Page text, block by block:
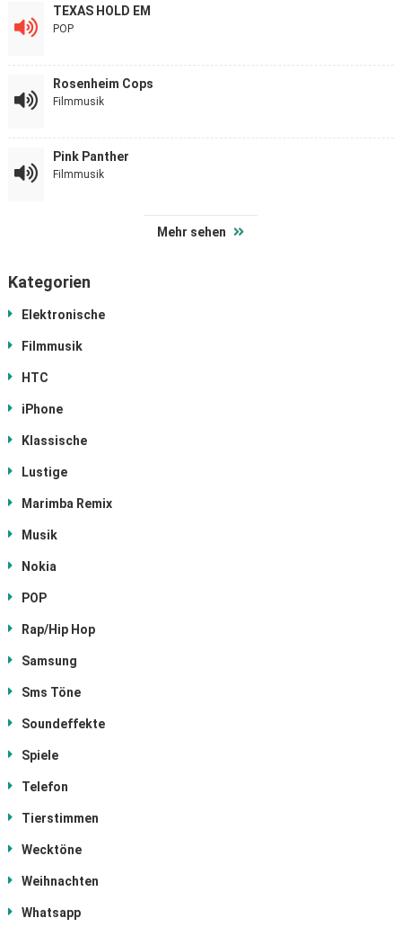
TEXAS HOLD EM
POP
Rosenheim Cops
Filmmusik
Pink Panther
Filmmusik
Mehr sehen
Kategorien
Elektronische
Filmmusik
HTC
iPhone
Klassische
Lustige
Marimba Remix
Musik
Nokia
POP
Rap/Hip Hop
Samsung
Sms Töne
Soundeffekte
Spiele
Telefon
Tierstimmen
Wecktöne
Weihnachten
Whatsapp